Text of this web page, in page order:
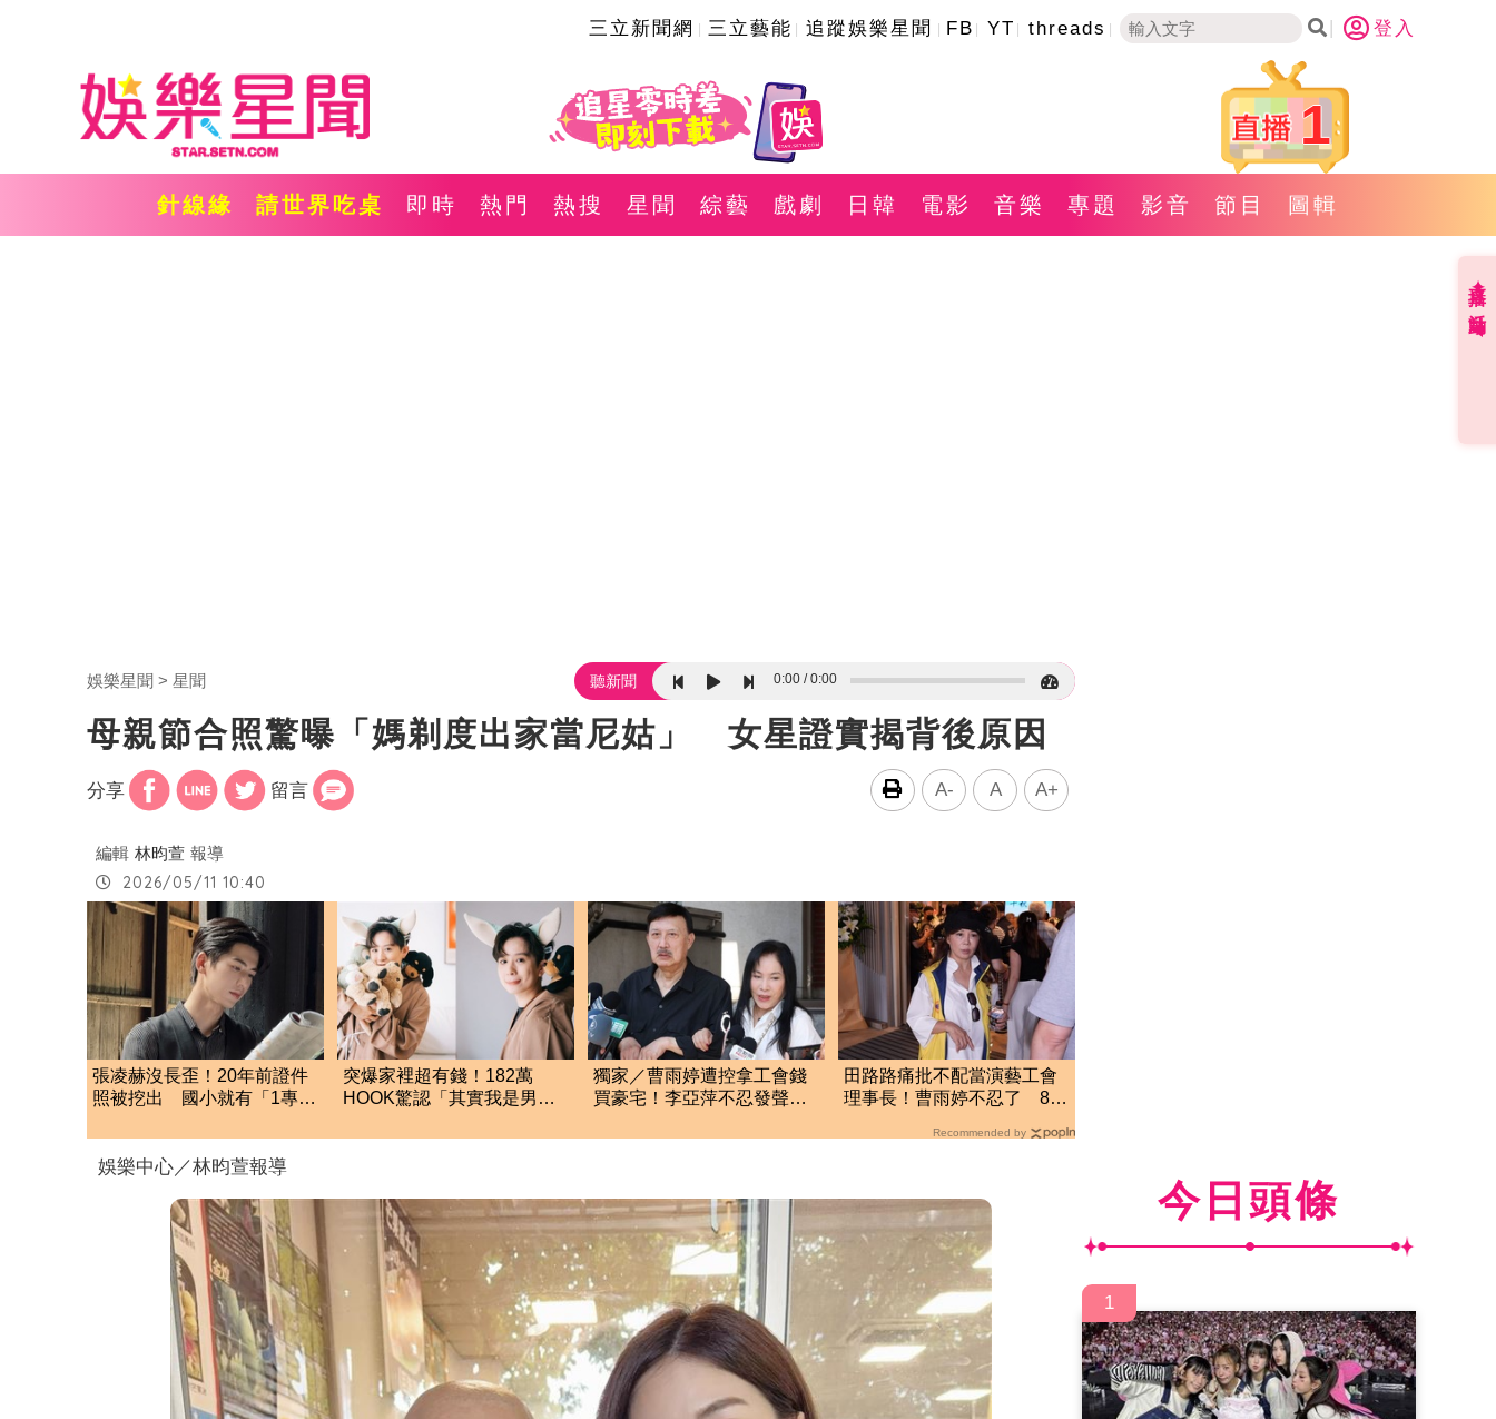
三立新聞網 三立藝能 追蹤娛樂星聞 FB YT threads 登入
1
針線緣 請世界吃桌 即時 熱門 熱搜 星聞 綜藝 戲劇 日韓 電影 音樂 專題 影音 節目 圖輯
娛樂星聞 星聞 聽新聞 0:00 0:00
母親節合照驚曝「媽剃度出家當尼姑」 女星證實揭背後原因
分享 留言 A- A A+
編輯 林昀萱 報導
2026/05/11 10:40
張凌赫沒長歪！20年前證件
照被挖出 國小就有「1專業
突爆家裡超有錢！182萬
HOOK驚認「其實我是男
獨家／曹雨婷遭控拿工會錢
買豪宅！李亞萍不忍發聲：
田路路痛批不配當演藝工會
理事長！曹雨婷不忍了 8字
Recommended by
娛樂中心／林昀萱報導
今日頭條
1
直播✦活動